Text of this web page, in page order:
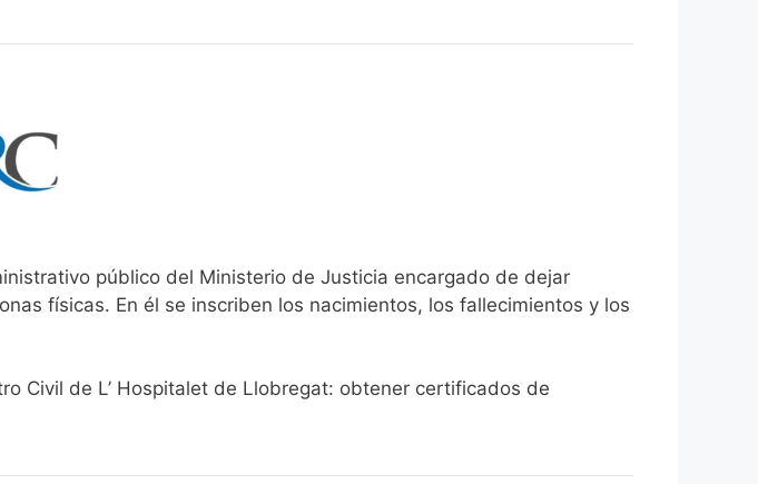
público del Ministerio de Justicia encargado de dejar
físicas. En él se inscriben los nacimientos, los fallecimientos y los
Civil de L’ Hospitalet de Llobregat: obtener certificados de